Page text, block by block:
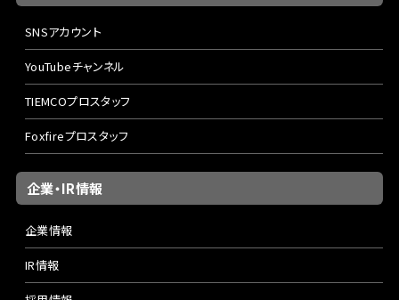
SNSアカウント
YouTubeチャンネル
TIEMCOプロスタッフ
Foxfireプロスタッフ
企業・IR情報
企業情報
IR情報